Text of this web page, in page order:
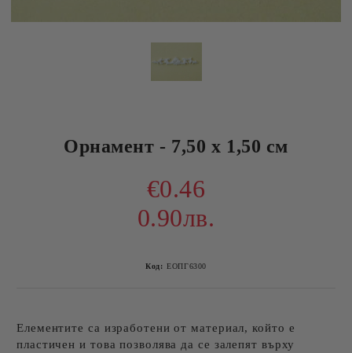
Орнамент - 7,50 x 1,50 см
€0.46
0.90лв.
Код: ЕОПГ6300
Елементите са изработени от материал, който е
пластичен и това позволява да се залепят върху